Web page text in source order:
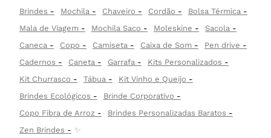
Brindes Mochila Chaveiro Cordão
Bolsa Térmica
Mala de Viagem
Mochila Saco Moleskine
Sacola
Caneca
Copo Camiseta Caixa de Som
Pen drive
Cadernos
Caneta Garrafa
Kits Personalizados
Kit Churrasco
Tábua
Kit Vinho e Queijo
Brindes Ecológicos
Brinde Corporativo
Copo Fibra de Arroz
Brindes Personalizadas Baratos
Zen Brindes
✨